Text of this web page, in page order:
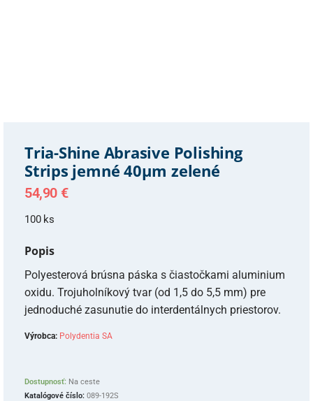
Tria-Shine Abrasive Polishing
Strips jemné 40µm zelené
54,90 €
100 ks
Popis
Polyesterová brúsna páska s čiastočkami aluminium
oxidu. Trojuholníkový tvar (od 1,5 do 5,5 mm) pre
jednoduché zasunutie do interdentálnych priestorov.
Výrobca: Polydentia SA
Dostupnosť: Na ceste
Katalógové číslo: 089-192S